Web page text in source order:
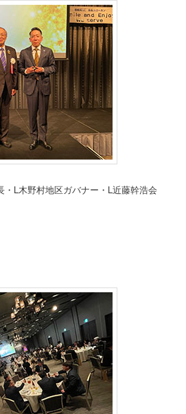
L木野村地区ガバナー・L近藤幹浩会